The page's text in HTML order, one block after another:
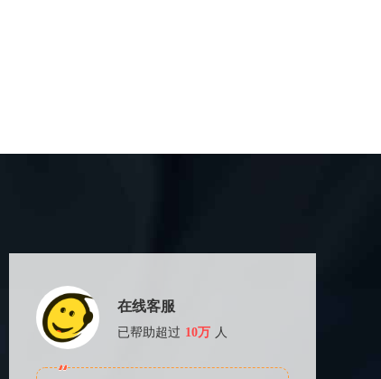
在线客服
已帮助超过 10万 人